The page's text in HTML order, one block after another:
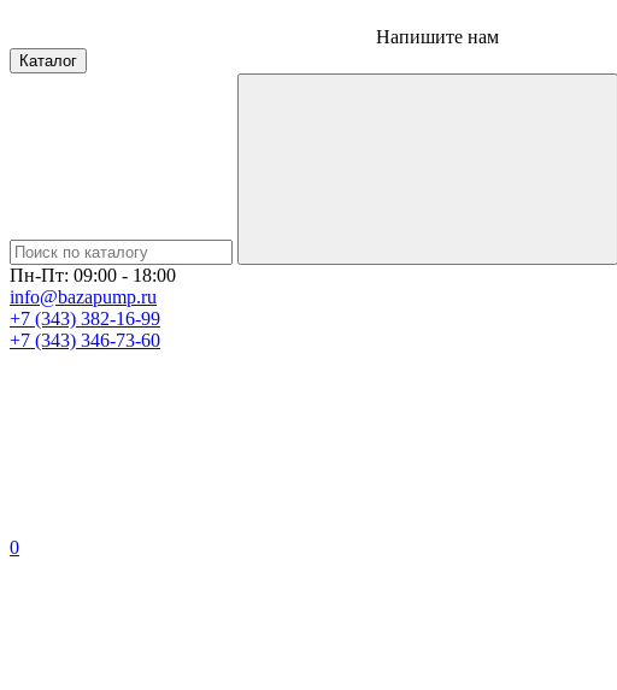
Напишите нам
Каталог
Пн-Пт: 09:00 - 18:00
info@bazapump.ru
+7 (343) 382-16-99
+7 (343) 346-73-‬60
0